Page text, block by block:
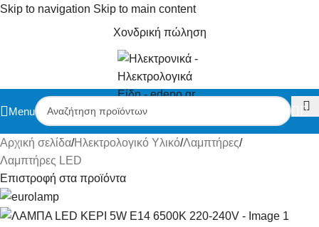
Skip to navigation Skip to main content
Χονδρική πώληση
Menu
Αρχική σελίδα/Ηλεκτρολογικό Υλικό/Λαμπτήρες/
Λαμπτήρες LED
Επιστροφή στα προϊόντα